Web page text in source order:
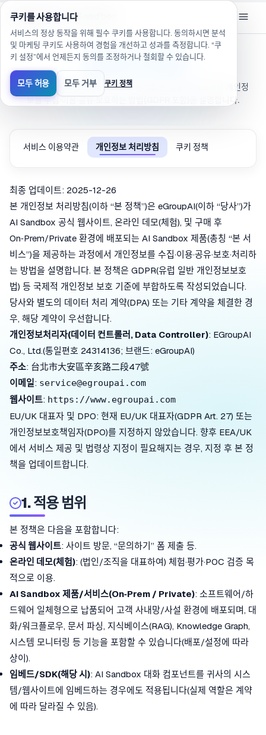
/ko/legal/privacy(으)로 이동했습니다
eGroupAI/AI Sandbox
개인정보 처리방침
eGroupAI(AI Sandbox)가 공식 사이트 및 제품 서비스에서 개인정
보를 수집·이용·공유·보호하는 방법(GDPR 포함)을 설명합니다.
서비스 이용약관 개인정보 처리방침 쿠키 정책
최종 업데이트: 2025-12-26
본 개인정보 처리방침(이하 “본 정책”)은 eGroupAI(이하 “당사”)가
AI Sandbox 공식 웹사이트, 온라인 데모(체험), 및 구매 후
On‑Prem/Private 환경에 배포되는 AI Sandbox 제품(총칭 “본 서
비스”)을 제공하는 과정에서 개인정보를 수집·이용·공유·보호·처리하
는 방법을 설명합니다. 본 정책은 GDPR(유럽 일반 개인정보보호
법) 등 국제적 개인정보 보호 기준에 부합하도록 작성되었습니다.
당사와 별도의 데이터 처리 계약(DPA) 또는 기타 계약을 체결한 경
우, 해당 계약이 우선합니다.
개인정보처리자(데이터 컨트롤러, Data Controller): EGroupAI
Co., Ltd.(통일편호 24314136; 브랜드: eGroupAI)
주소: 台北市大安區辛亥路二段47號
이메일: service@egroupai.com
웹사이트: https://www.egroupai.com
EU/UK 대표자 및 DPO: 현재 EU/UK 대표자(GDPR Art. 27) 또는
개인정보보호책임자(DPO)를 지정하지 않았습니다. 향후 EEA/UK
에서 서비스 제공 및 법령상 지정이 필요해지는 경우, 지정 후 본 정
책을 업데이트합니다.
1. 적용 범위
본 정책은 다음을 포함합니다:
공식 웹사이트: 사이트 방문, “문의하기” 폼 제출 등.
온라인 데모(체험): (법인/조직을 대표하여) 체험·평가·POC 검증 목
적으로 이용.
AI Sandbox 제품/서비스(On‑Prem / Private): 소프트웨어/하
드웨어 일체형으로 납품되어 고객 사내망/사설 환경에 배포되며, 대
화/워크플로우, 문서 파싱, 지식베이스(RAG), Knowledge Graph,
시스템 모니터링 등 기능을 포함할 수 있습니다(배포/설정에 따라
상이).
임베드/SDK(해당 시): AI Sandbox 대화 컴포넌트를 귀사의 시스
템/웹사이트에 임베드하는 경우에도 적용됩니다(실제 역할은 계약
에 따라 달라질 수 있음).
쿠키를 사용합니다
서비스의 정상 동작을 위해 필수 쿠키를 사용합니다. 동의하시면 분석
및 마케팅 쿠키도 사용하여 경험을 개선하고 성과를 측정합니다. “쿠
키 설정”에서 언제든지 동의를 조정하거나 철회할 수 있습니다.
모두 허용 모두 거부 쿠키 정책